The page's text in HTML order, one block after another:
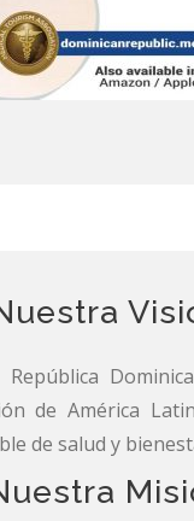
de América
de salud y